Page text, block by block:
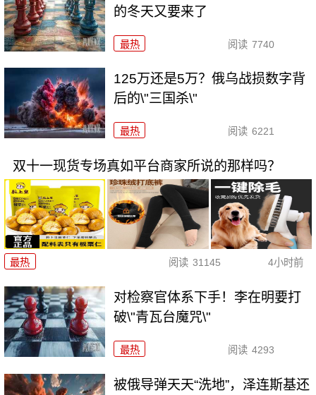
的冬天又要来了
最热 阅读 7740
125万还是5万？俄乌战损数字背
后的\"三国杀\"
最热 阅读 6221
双十一现货专场真如平台商家所说的那样吗？
最热 阅读 31145 4小时前
对检察官体系下手！李在明要打
破\"青瓦台魔咒\"
最热 阅读 4293
被俄导弹天天“洗地”，泽连斯基还